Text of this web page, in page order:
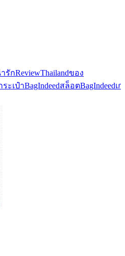
รักReviewThailandของ
ระเป๋าBagIndeedสล็อตBagIndeedเ